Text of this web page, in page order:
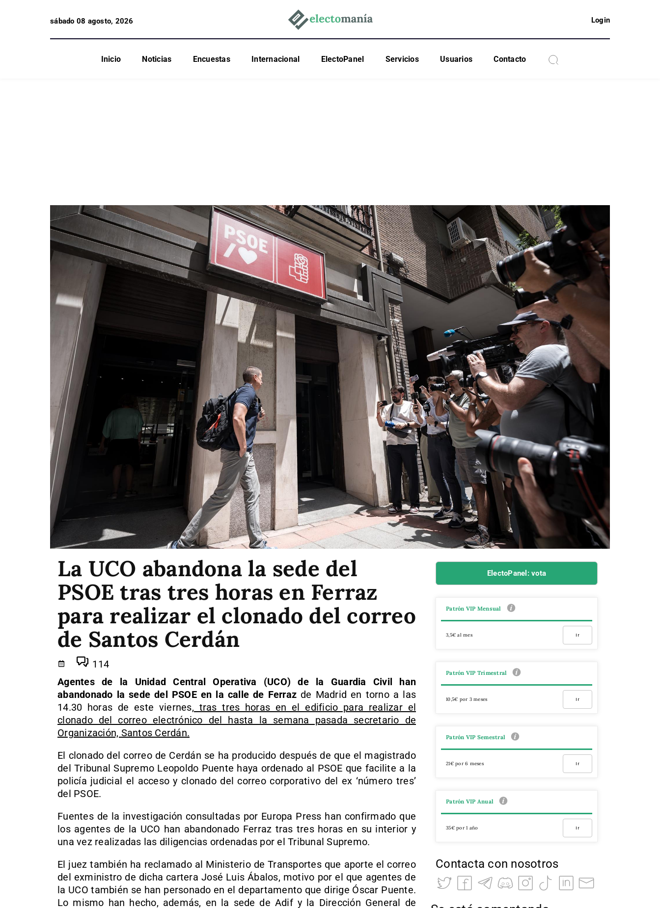
sábado 08 agosto, 2026 Login
Inicio Noticias Encuestas Internacional ElectoPanel Servicios Usuarios Contacto
La UCO abandona la sede del
PSOE tras tres horas en Ferraz
para realizar el clonado del correo
de Santos Cerdán
114
Agentes de la Unidad Central Operativa (UCO) de la Guardia Civil han
abandonado la sede del PSOE en la calle de Ferraz de Madrid en torno a las
14.30 horas de este viernes, tras tres horas en el edificio para realizar el
clonado del correo electrónico del hasta la semana pasada secretario de
Organización, Santos Cerdán.
El clonado del correo de Cerdán se ha producido después de que el magistrado
del Tribunal Supremo Leopoldo Puente haya ordenado al PSOE que facilite a la
policía judicial el acceso y clonado del correo corporativo del ex ‘número tres’
del PSOE.
Fuentes de la investigación consultadas por Europa Press han confirmado que
los agentes de la UCO han abandonado Ferraz tras tres horas en su interior y
una vez realizadas las diligencias ordenadas por el Tribunal Supremo.
El juez también ha reclamado al Ministerio de Transportes que aporte el correo
del exministro de dicha cartera José Luis Ábalos, motivo por el que agentes de
la UCO también se han personado en el departamento que dirige Óscar Puente.
Lo mismo han hecho, además, en la sede de Adif y la Dirección General de
ElectoPanel: vota
Patrón VIP Mensual
3,5€ al mes Ir
Patrón VIP Trimestral
10,5€ por 3 meses Ir
Patrón VIP Semestral
21€ por 6 meses Ir
Patrón VIP Anual
35€ por 1 año Ir
Contacta con nosotros